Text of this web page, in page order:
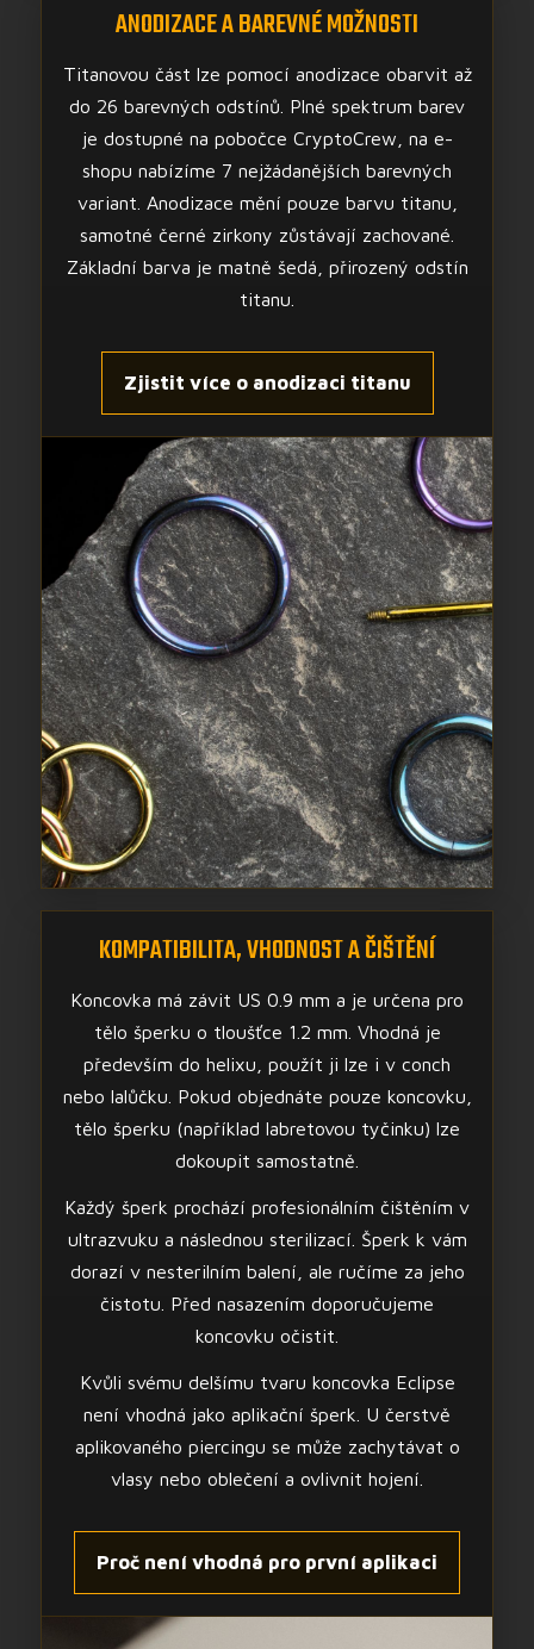
ANODIZACE A BAREVNÉ MOŽNOSTI
Titanovou část lze pomocí anodizace obarvit až
do 26 barevných odstínů. Plné spektrum barev
je dostupné na pobočce CryptoCrew, na e-
shopu nabízíme 7 nejžádanějších barevných
variant. Anodizace mění pouze barvu titanu,
samotné černé zirkony zůstávají zachované.
Základní barva je matně šedá, přirozený odstín
titanu.
Zjistit více o anodizaci titanu
KOMPATIBILITA, VHODNOST A ČIŠTĚNÍ
Koncovka má závit US 0.9 mm a je určena pro
tělo šperku o tloušťce 1.2 mm. Vhodná je
především do helixu, použít ji lze i v conch
nebo lalůčku. Pokud objednáte pouze koncovku,
tělo šperku (například labretovou tyčinku) lze
dokoupit samostatně.
Každý šperk prochází profesionálním čištěním v
ultrazvuku a následnou sterilizací. Šperk k vám
dorazí v nesterilním balení, ale ručíme za jeho
čistotu. Před nasazením doporučujeme
koncovku očistit.
Kvůli svému delšímu tvaru koncovka Eclipse
není vhodná jako aplikační šperk. U čerstvě
aplikovaného piercingu se může zachytávat o
vlasy nebo oblečení a ovlivnit hojení.
Proč není vhodná pro první aplikaci